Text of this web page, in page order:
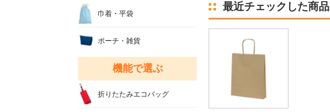
最近チェックした商品
巾着・平袋
ポーチ・雑貨
機能で選ぶ
折りたたみエコバッグ